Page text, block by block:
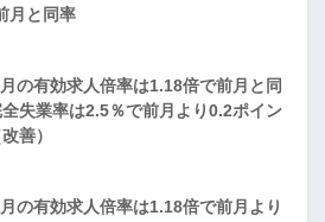
月と同率
の有効求人倍率は1.18倍で前月と同
失業率は2.5％で前月より0.2ポイン
善）
の有効求人倍率は1.18倍で前月より